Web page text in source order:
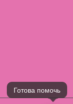
Готова помочь